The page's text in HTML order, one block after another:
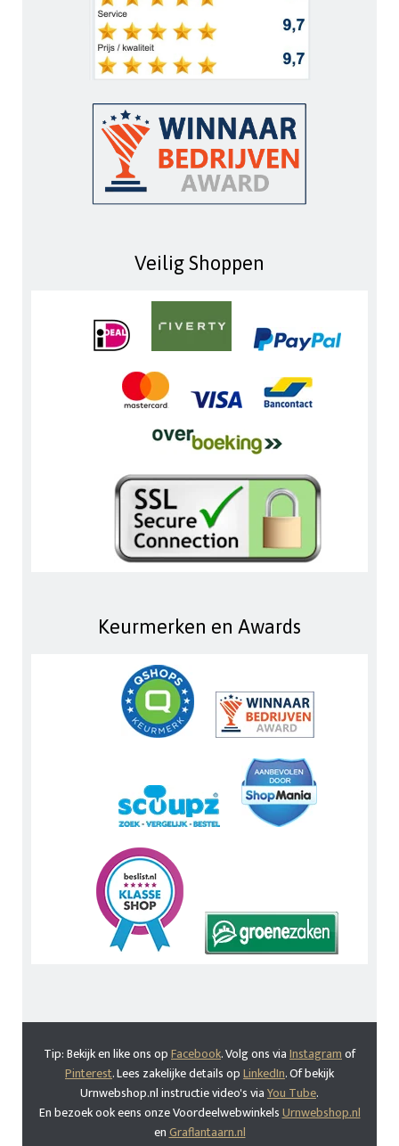
Veilig Shoppen
Keurmerken en Awards
Tip: Bekijk en like ons opFacebook. Volg ons viaInstagramof
Pinterest. Lees zakelijke details opLinkedIn. Of bekijk
Urnwebshop.nl instructie video's viaYou Tube.
En bezoek ook eens onze VoordeelwebwinkelsUrnwebshop.nl
enGraflantaarn.nl